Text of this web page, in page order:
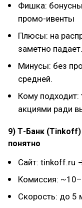
Фишка:
промо-ивенты
Плюсы: на
заметно падает.
Минусы: без
средней.
Кому подходит:
акциями ради
9) Т-Банк (Tinkoff)
понятно
Сайт: tinkoff.ru
Комиссия:
Скорость: до 5